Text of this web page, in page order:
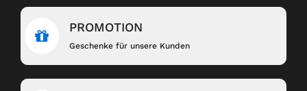
PROMOTION
Geschenke für unsere Kunden